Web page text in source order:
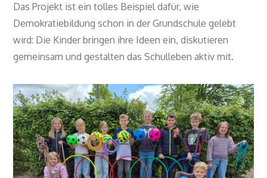
Das Projekt ist ein tolles Beispiel dafür, wie
Demokratiebildung schon in der Grundschule gelebt
wird: Die Kinder bringen ihre Ideen ein, diskutieren
gemeinsam und gestalten das Schulleben aktiv mit.